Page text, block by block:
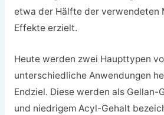
etwa der Hälfte der verwendeten
Effekte erzielt.
Heute werden zwei Haupttypen
unterschiedliche Anwendungen
Endziel. Diese werden als Gellan-
und niedrigem Acyl-Gehalt